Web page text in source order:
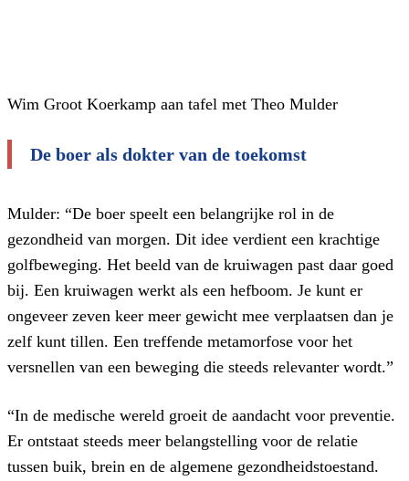
Wim Groot Koerkamp aan tafel met Theo Mulder
De boer als dokter van de toekomst
Mulder: “De boer speelt een belangrijke rol in de
gezondheid van morgen. Dit idee verdient een krachtige
golfbeweging. Het beeld van de kruiwagen past daar goed
bij. Een kruiwagen werkt als een hefboom. Je kunt er
ongeveer zeven keer meer gewicht mee verplaatsen dan je
zelf kunt tillen. Een treffende metamorfose voor het
versnellen van een beweging die steeds relevanter wordt.”
“In de medische wereld groeit de aandacht voor preventie.
Er ontstaat steeds meer belangstelling voor de relatie
tussen buik, brein en de algemene gezondheidstoestand.